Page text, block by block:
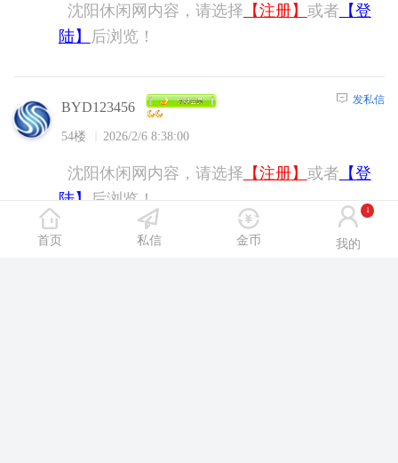
沈阳休闲网内容，请选择 【注册】 或者 【登
陆】
后浏览！
BYD123456
54楼 2026/2/6 8:38:00
发私信
沈阳休闲网内容，请选择 【注册】 或者 【登
陆】
后浏览！
首页 私信 金币 我的
1